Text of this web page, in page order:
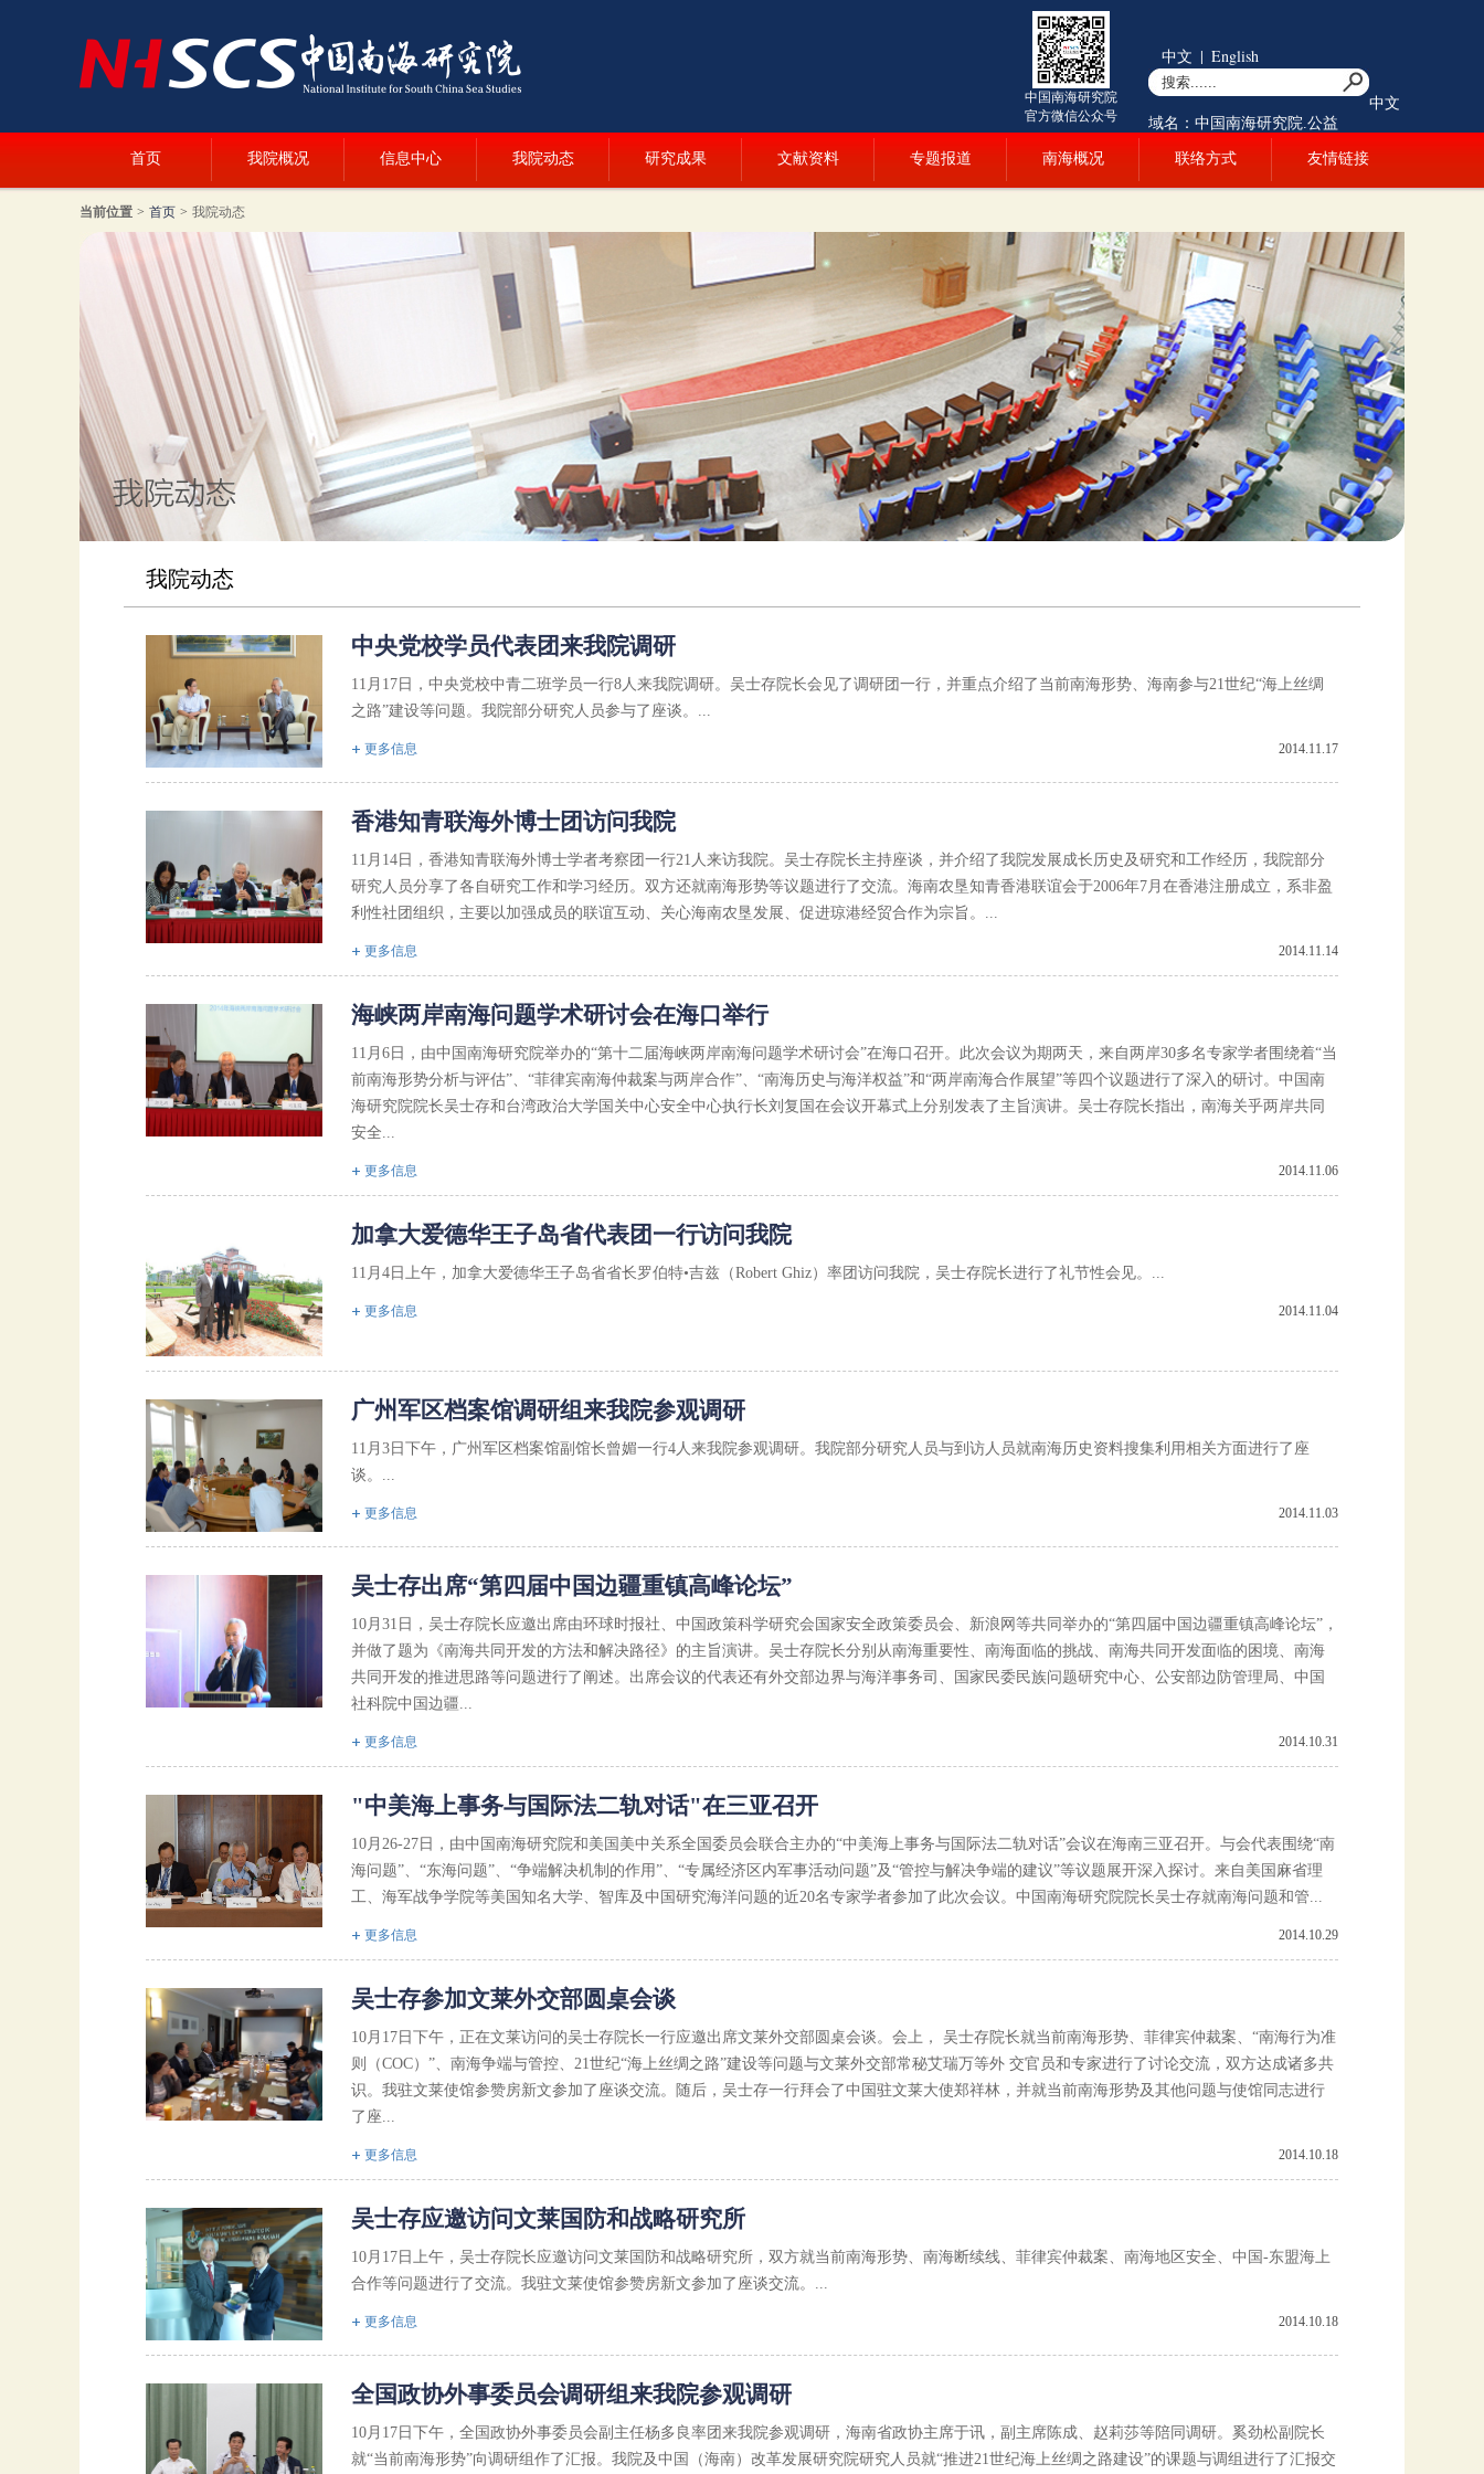
中国南海研究院
官方微信公众号
中文 | English
中文
域名：中国南海研究院.公益
首页 我院概况 信息中心 我院动态 研究成果 文献资料 专题报道 南海概况 联络方式 友情链接
当前位置 > 首页 > 我院动态
我院动态
中央党校学员代表团来我院调研
11月17日，中央党校中青二班学员一行8人来我院调研。吴士存院长会见了调研团一行，并重点介绍了当前南海形势、海南参与21世纪“海上丝绸
之路”建设等问题。我院部分研究人员参与了座谈。...
更多信息 2014.11.17
香港知青联海外博士团访问我院
11月14日，香港知青联海外博士学者考察团一行21人来访我院。吴士存院长主持座谈，并介绍了我院发展成长历史及研究和工作经历，我院部分
研究人员分享了各自研究工作和学习经历。双方还就南海形势等议题进行了交流。海南农垦知青香港联谊会于2006年7月在香港注册成立，系非盈
利性社团组织，主要以加强成员的联谊互动、关心海南农垦发展、促进琼港经贸合作为宗旨。...
更多信息 2014.11.14
海峡两岸南海问题学术研讨会在海口举行
11月6日，由中国南海研究院举办的“第十二届海峡两岸南海问题学术研讨会”在海口召开。此次会议为期两天，来自两岸30多名专家学者围绕着“当
前南海形势分析与评估”、“菲律宾南海仲裁案与两岸合作”、“南海历史与海洋权益”和“两岸南海合作展望”等四个议题进行了深入的研讨。中国南
海研究院院长吴士存和台湾政治大学国关中心安全中心执行长刘复国在会议开幕式上分别发表了主旨演讲。吴士存院长指出，南海关乎两岸共同
安全...
更多信息 2014.11.06
加拿大爱德华王子岛省代表团一行访问我院
11月4日上午，加拿大爱德华王子岛省省长罗伯特•吉兹（Robert Ghiz）率团访问我院，吴士存院长进行了礼节性会见。...
更多信息 2014.11.04
广州军区档案馆调研组来我院参观调研
11月3日下午，广州军区档案馆副馆长曾媚一行4人来我院参观调研。我院部分研究人员与到访人员就南海历史资料搜集利用相关方面进行了座
谈。...
更多信息 2014.11.03
吴士存出席“第四届中国边疆重镇高峰论坛”
10月31日，吴士存院长应邀出席由环球时报社、中国政策科学研究会国家安全政策委员会、新浪网等共同举办的“第四届中国边疆重镇高峰论坛”，
并做了题为《南海共同开发的方法和解决路径》的主旨演讲。吴士存院长分别从南海重要性、南海面临的挑战、南海共同开发面临的困境、南海
共同开发的推进思路等问题进行了阐述。出席会议的代表还有外交部边界与海洋事务司、国家民委民族问题研究中心、公安部边防管理局、中国
社科院中国边疆...
更多信息 2014.10.31
"中美海上事务与国际法二轨对话"在三亚召开
10月26-27日，由中国南海研究院和美国美中关系全国委员会联合主办的“中美海上事务与国际法二轨对话”会议在海南三亚召开。与会代表围绕“南
海问题”、“东海问题”、“争端解决机制的作用”、“专属经济区内军事活动问题”及“管控与解决争端的建议”等议题展开深入探讨。来自美国麻省理
工、海军战争学院等美国知名大学、智库及中国研究海洋问题的近20名专家学者参加了此次会议。中国南海研究院院长吴士存就南海问题和管...
更多信息 2014.10.29
吴士存参加文莱外交部圆桌会谈
10月17日下午，正在文莱访问的吴士存院长一行应邀出席文莱外交部圆桌会谈。会上， 吴士存院长就当前南海形势、菲律宾仲裁案、“南海行为准
则（COC）”、南海争端与管控、21世纪“海上丝绸之路”建设等问题与文莱外交部常秘艾瑞万等外 交官员和专家进行了讨论交流，双方达成诸多共
识。我驻文莱使馆参赞房新文参加了座谈交流。随后，吴士存一行拜会了中国驻文莱大使郑祥林，并就当前南海形势及其他问题与使馆同志进行
了座...
更多信息 2014.10.18
吴士存应邀访问文莱国防和战略研究所
10月17日上午，吴士存院长应邀访问文莱国防和战略研究所，双方就当前南海形势、南海断续线、菲律宾仲裁案、南海地区安全、中国-东盟海上
合作等问题进行了交流。我驻文莱使馆参赞房新文参加了座谈交流。...
更多信息 2014.10.18
全国政协外事委员会调研组来我院参观调研
10月17日下午，全国政协外事委员会副主任杨多良率团来我院参观调研，海南省政协主席于讯，副主席陈成、赵莉莎等陪同调研。奚劲松副院长
就“当前南海形势”向调研组作了汇报。我院及中国（海南）改革发展研究院研究人员就“推进21世纪海上丝绸之路建设”的课题与调组进行了汇报交